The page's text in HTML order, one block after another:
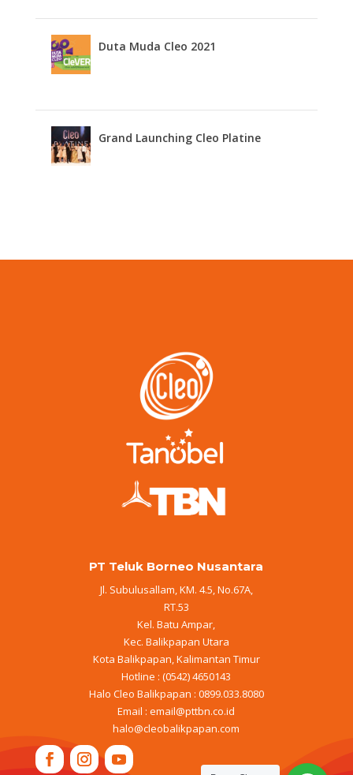
Duta Muda Cleo 2021
Grand Launching Cleo Platine
PT Teluk Borneo Nusantara
Jl. Subulusallam, KM. 4.5, No.67A,
RT.53
Kel. Batu Ampar,
Kec. Balikpapan Utara
Kota Balikpapan, Kalimantan Timur
Hotline : (0542) 4650143
Halo Cleo Balikpapan : 0899.033.8080
Email :email@pttbn.co.id
halo@cleobalikpapan.com